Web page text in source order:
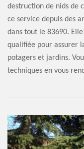
destruction de nids de
ce service depuis des
dans tout le 83690.
qualifiée pour assurer
potagers et jardins.
techniques en vous